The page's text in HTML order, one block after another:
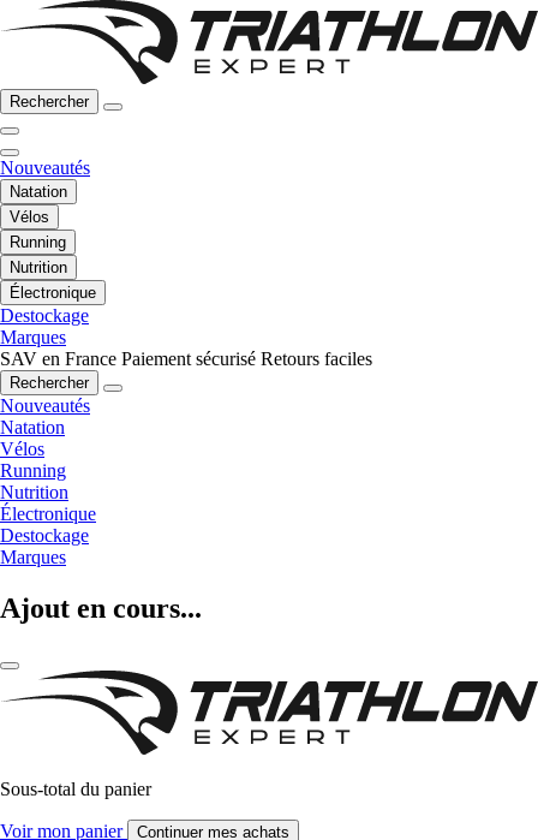
Rechercher
Nouveautés
Natation
Vélos
Running
Nutrition
Électronique
Destockage
Marques
SAV en France Paiement sécurisé Retours faciles
Rechercher
Nouveautés
Natation
Vélos
Running
Nutrition
Électronique
Destockage
Marques
Ajout en cours...
Sous-total du panier
Voir mon panier Continuer mes achats